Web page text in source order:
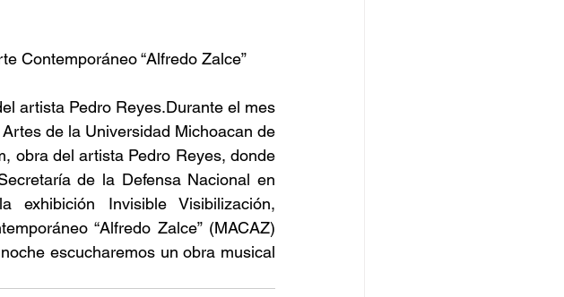
Contemporáneo “Alfredo Zalce”
artista Pedro Reyes.Durante el mes
de la Universidad Michoacan de
obra del artista Pedro Reyes, donde
de la Defensa Nacional en
exhibición Invisible Visibilización,
“Alfredo Zalce” (MACAZ)
escucharemos un obra musical